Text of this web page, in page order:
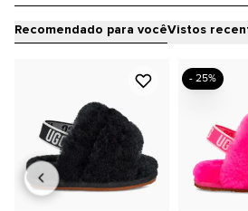
Recomendado para vocêVistos
- 25%